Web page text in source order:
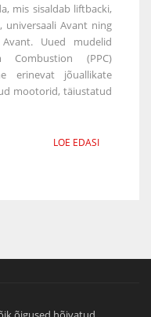
mis sisaldab liftbacki,
universaali Avant ning
Uued mudelid
Combustion (PPC)
erinevat jõuallikate
mootorid, täiustatud
LOE EDASI